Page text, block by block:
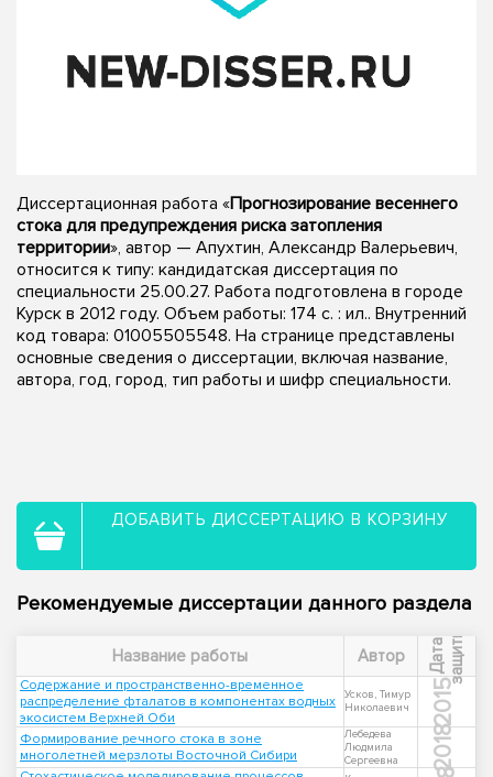
Диссертационная работа «Прогнозирование весеннего
стока для предупреждения риска затопления
территории», автор — Апухтин, Александр Валерьевич,
относится к типу: кандидатская диссертация по
специальности 25.00.27. Работа подготовлена в городе
Курск в 2012 году. Объем работы: 174 с. : ил.. Внутренний
код товара: 01005505548. На странице представлены
основные сведения о диссертации, включая название,
автора, год, город, тип работы и шифр специальности.
ДОБАВИТЬ ДИССЕРТАЦИЮ В КОРЗИНУ
Рекомендуемые диссертации данного раздела
Название работы Автор Д
а
т
а
з
а
щ
и
т ы
Содержание и пространственно-временное
распределение фталатов в компонентах водных
экосистем Верхней Оби
Усков, Тимур
Николаевич
2015
Формирование речного стока в зоне
многолетней мерзлоты Восточной Сибири
Лебедева
Людмила
Сергеевна
2018